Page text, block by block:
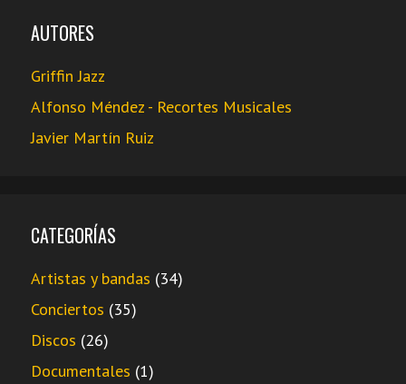
AUTORES
Griffin Jazz
Alfonso Méndez - Recortes Musicales
Javier Martín Ruiz
CATEGORÍAS
Artistas y bandas (34)
Conciertos (35)
Discos (26)
Documentales (1)